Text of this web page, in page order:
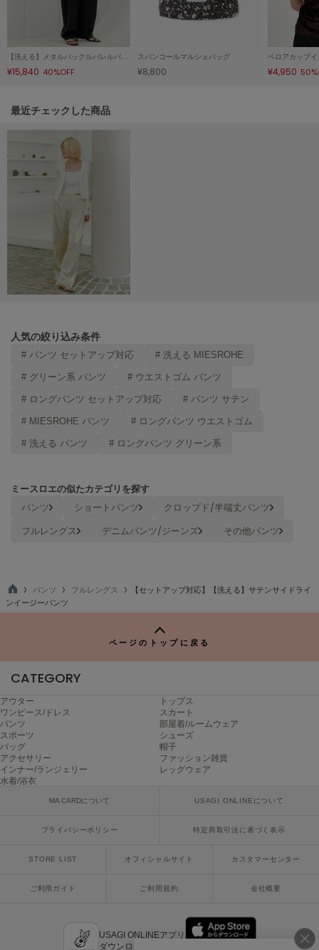
HOKA ONEONE
ホカ オネオネ
キーン
ラート
le coq sportif
ルコックスポルティフ
LeSportsac
LILY BROWN
リリーブラウン
LILY BROWN Lingerie
リリーブラウンランジェリー
リトルユニオン トウキョウ
メイドオブオーガニクス
ミチュ コケット
miies miim
ミーエスミーム
MOIGE
MUCHA
ミュシャ
NEW Balance
【洗える】メタルバックルバレルパンツ
¥15,840 40%OFF
スパンコールマルシェバッグ
¥8,800
ベロアカップ
¥4,950
関連記事
最近チェックした商品
人気の絞り込み条件
# パンツ セットアップ対応 # 洗える MIESROHE
# グリーン系 パンツ # ウエストゴム パンツ
# ロングパンツ セットアップ対応 # パンツ サテン
# MIESROHE パンツ # ロングパンツ ウエストゴム
# 洗える パンツ # ロングパンツ グリーン系
ミースロエの似たカテゴリを探す
パンツ ショートパンツ
クロップド/半端丈パンツ
フルレングス
デニムパンツ/ジーンズ その他パンツ
TO
P
パンツ フルレングス
【セットアップ対応】【洗える】サテンサイドライ
ンイージーパンツ
ページのトップに戻る
CATEGORY
アウター
トップス
ワンピース/ドレス
スカート
パンツ
部屋着/ルームウェア
スポーツ
シューズ
バッグ
帽子
アクセサリー
ファッション雑貨
インナー/ランジェリー
レッグウェア
水着/浴衣
MA CARDについて USAGI ONLINEについて
プライバシーポリシー 特定商取引法に基づく表示
STORE LIST オフィシャルサイト カスタマーセンター
ご利用ガイド ご利用規約 会社概要
USAGI ONLINEアプリ
ダウンロードはこちら